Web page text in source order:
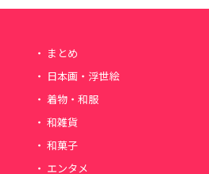
まとめ
日本画・浮世絵
着物・和服
和雑貨
和菓子
エンタメ